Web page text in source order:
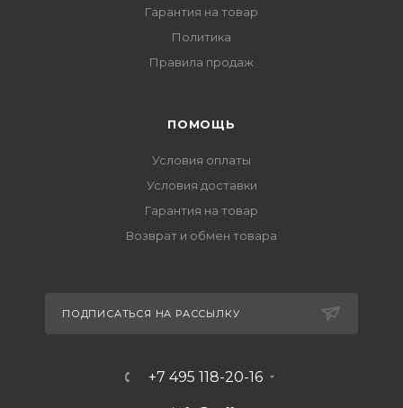
Гарантия на товар
Политика
Правила продаж
ПОМОЩЬ
Условия оплаты
Условия доставки
Гарантия на товар
Возврат и обмен товара
ПОДПИСАТЬСЯ НА РАССЫЛКУ
+7 495 118-20-16